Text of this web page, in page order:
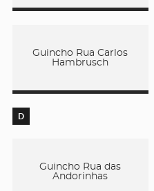
Guincho Rua Carlos
Hambrusch
D
Guincho Rua das
Andorinhas